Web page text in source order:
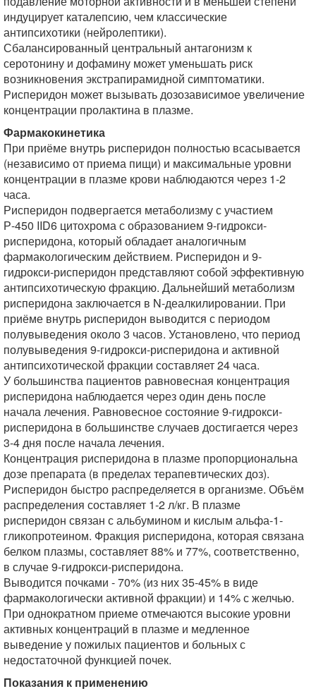
индуцирует каталепсию, чем классические
антипсихотики (нейролептики).
Сбалансированный центральный антагонизм к
серотонину и дофамину может уменьшать риск
возникновения экстрапирамидной симптоматики.
Рисперидон может вызывать дозозависимое увеличение
концентрации пролактина в плазме.
Фармакокинетика
При приёме внутрь рисперидон полностью всасывается
(независимо от приема пищи) и максимальные уровни
концентрации в плазме крови наблюдаются через 1-2
часа.
Рисперидон подвергается метаболизму с участием
Р-450 IID6 цитохрома с образованием 9-гидрокси-
рисперидона, который обладает аналогичным
фармакологическим действием. Рисперидон и 9-
гидрокси-рисперидон представляют собой эффективную
антипсихотическую фракцию. Дальнейший метаболизм
рисперидона заключается в N-деалкилировании. При
приёме внутрь рисперидон выводится с периодом
полувыведения около 3 часов. Установлено, что период
полувыведения 9-гидрокси-рисперидона и активной
антипсихотической фракции составляет 24 часа.
У большинства пациентов равновесная концентрация
рисперидона наблюдается через один день после
начала лечения. Равновесное состояние 9-гидрокси-
рисперидона в большинстве случаев достигается через
3-4 дня после начала лечения.
Концентрация рисперидона в плазме пропорциональна
дозе препарата (в пределах терапевтических доз).
Рисперидон быстро распределяется в организме. Объём
распределения составляет 1-2 л/кг. В плазме
рисперидон связан с альбумином и кислым альфа-1-
гликопротеином. Фракция рисперидона, которая связана
белком плазмы, составляет 88% и 77%, соответственно,
в случае 9-гидрокси-рисперидона.
Выводится почками - 70% (из них 35-45% в виде
фармакологически активной фракции) и 14% с желчью.
При однократном приеме отмечаются высокие уровни
активных концентраций в плазме и медленное
выведение у пожилых пациентов и больных с
недостаточной функцией почек.
Показания к применению